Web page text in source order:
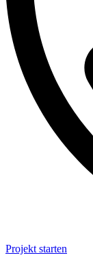
Projekt starten